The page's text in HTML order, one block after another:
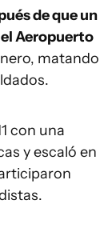
de que un
Aeropuerto
matando
con una
y escaló en